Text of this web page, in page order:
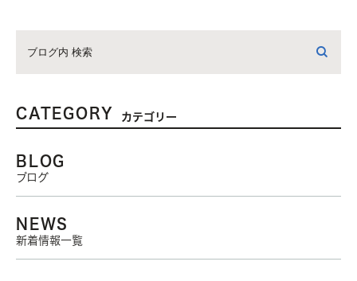
CATEGORY カテゴリー
BLOG
ブログ
NEWS
新着情報一覧